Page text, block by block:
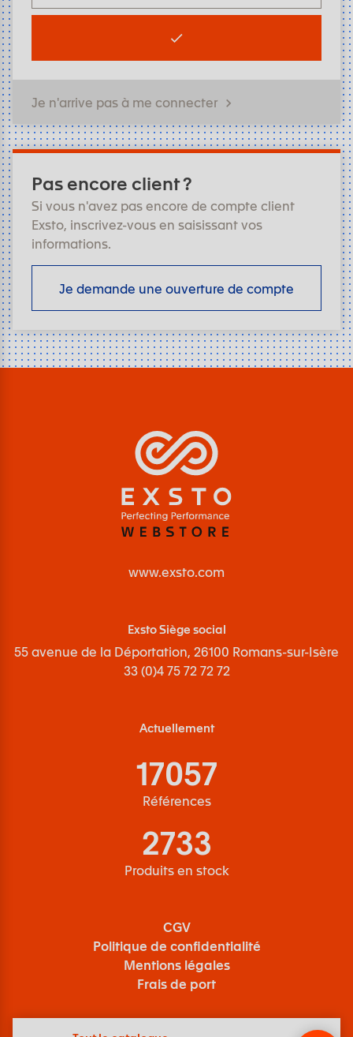
Je n'arrive pas à me connecter
Pas encore client ?
Si vous n'avez pas encore de compte client
Exsto, inscrivez-vous en saisissant vos
informations.
Je demande une ouverture de compte
www.exsto.com
Exsto Siège social
55 avenue de la Déportation, 26100 Romans-sur-Isère
33 (0)4 75 72 72 72
Actuellement
17057
Références
2733
Produits en stock
CGV
Politique de confidentialité
Mentions légales
Frais de port